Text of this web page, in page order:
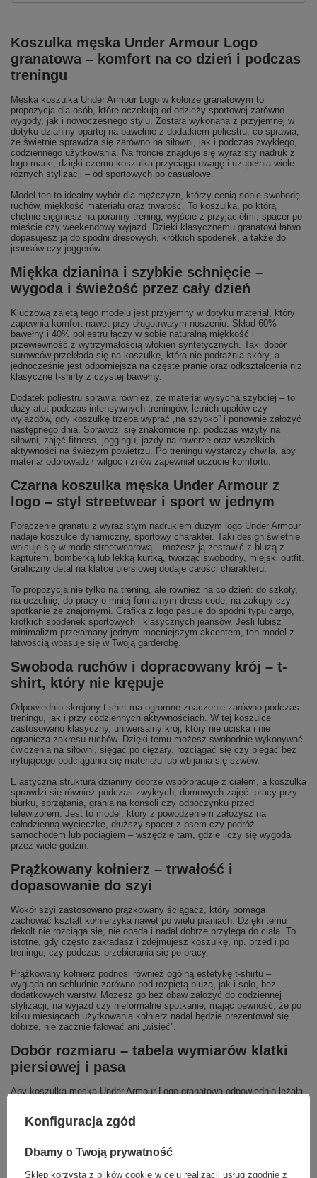
Koszulka męska Under Armour Logo
granatowa – komfort na co dzień i podczas
treningu
Męska koszulka Under Armour Logo w kolorze granatowym to
propozycja dla osób, które oczekują od odzieży sportowej zarówno
wygody, jak i nowoczesnego stylu. Została wykonana z przyjemnej w
dotyku dzianiny opartej na bawełnie z dodatkiem poliestru, co sprawia,
że świetnie sprawdza się zarówno na siłowni, jak i podczas zwykłego,
codziennego użytkowania. Na froncie znajduje się wyrazisty nadruk z
logo marki, dzięki czemu koszulka przyciąga uwagę i uzupełnia wiele
różnych stylizacji – od sportowych po casualowe.
Model ten to idealny wybór dla mężczyzn, którzy cenią sobie swobodę
ruchów, miękkość materiału oraz trwałość. To koszulka, po którą
chętnie sięgniesz na poranny trening, wyjście z przyjaciółmi, spacer po
mieście czy weekendowy wyjazd. Dzięki klasycznemu granatowi łatwo
dopasujesz ją do spodni dresowych, krótkich spodenek, a także do
jeansów czy joggerów.
Miękka dzianina i szybkie schnięcie –
wygoda i świeżość przez cały dzień
Kluczową zaletą tego modelu jest przyjemny w dotyku materiał, który
zapewnia komfort nawet przy długotrwałym noszeniu. Skład 60%
bawełny i 40% poliestru łączy w sobie naturalną miękkość i
przewiewność z wytrzymałością włókien syntetycznych. Taki dobór
surowców przekłada się na koszulkę, która nie podrażnia skóry, a
jednocześnie jest odporniejsza na częste pranie oraz odkształcenia niż
klasyczne t-shirty z czystej bawełny.
Dodatek poliestru sprawia również, że materiał wysycha szybciej – to
duży atut podczas intensywnych treningów, letnich upałów czy
wyjazdów, gdy koszulkę trzeba wyprać „na szybko” i ponownie założyć
następnego dnia. Sprawdzi się znakomicie np. podczas wizyty na
siłowni, zajęć fitness, joggingu, jazdy na rowerze oraz wszelkich
aktywności na świeżym powietrzu. Po treningu wystarczy chwila, aby
materiał odprowadził wilgoć i znów zapewniał uczucie komfortu.
Czarna koszulka męska Under Armour z
logo – styl streetwear i sport w jednym
Połączenie granatu z wyrazistym nadrukiem dużym logo Under Armour
nadaje koszulce dynamiczny, sportowy charakter. Taki design świetnie
wpisuje się w modę streetwearową – możesz ją zestawić z bluzą z
kapturem, bomberką lub lekką kurtką, tworząc swobodny, miejski outfit.
Graficzny detal na klatce piersiowej dodaje całości charakteru.
To propozycja nie tylko na trening, ale również na co dzień: do szkoły,
na uczelnię, do pracy o mniej formalnym dress code, na zakupy czy
spotkanie ze znajomymi. Grafika z logo pasuje do spodni typu cargo,
krótkich spodenek sportowych i klasycznych jeansów. Jeśli lubisz
minimalizm przełamany jednym mocniejszym akcentem, ten model z
łatwością wpasuje się w Twoją garderobę.
Swoboda ruchów i dopracowany krój – t-
shirt, który nie krępuje
Odpowiednio skrojony t-shirt ma ogromne znaczenie zarówno podczas
treningu, jak i przy codziennych aktywnościach. W tej koszulce
zastosowano klasyczny, uniwersalny krój, który nie uciska i nie
ogranicza zakresu ruchów. Dzięki temu możesz swobodnie wykonywać
ćwiczenia na siłowni, sięgać po ciężary, rozciągać się czy biegać bez
irytującego podciągania się materiału lub wbijania się szwów.
Elastyczna struktura dzianiny dobrze współpracuje z ciałem, a koszulka
sprawdzi się również podczas zwykłych, domowych zajęć: pracy przy
biurku, sprzątania, grania na konsoli czy odpoczynku przed
telewizorem. Jest to model, który z powodzeniem założysz na
całodzienną wycieczkę, dłuższy spacer z psem czy podróż
samochodem lub pociągiem – wszędzie tam, gdzie liczy się wygoda
przez wiele godzin.
Prążkowany kołnierz – trwałość i
dopasowanie do szyi
Wokół szyi zastosowano prążkowany ściągacz, który pomaga
zachować kształt kołnierzyka nawet po wielu praniach. Dzięki temu
dekolt nie rozciąga się, nie opada i nadal dobrze przylega do ciała. To
istotne, gdy często zakładasz i zdejmujesz koszulkę, np. przed i po
treningu, czy podczas przebierania się po pracy.
Prążkowany kołnierz podnosi również ogólną estetykę t-shirtu –
wygląda on schludnie zarówno pod rozpiętą bluzą, jak i solo, bez
dodatkowych warstw. Możesz go bez obaw założyć do codziennej
stylizacji, na wyjazd czy nieformalne spotkanie, mając pewność, że po
kilku miesiącach użytkowania kołnierz nadal będzie prezentował się
dobrze, nie zacznie falować ani „wisieć”.
Dobór rozmiaru – tabela wymiarów klatki
piersiowej i pasa
Aby koszulka męska Under Armour Logo granatowa odpowiednio leżała,
obwodzie klatki piersiowej oraz pasa:
– klatka piersiowa: 86–96 cm, talia: 71–74 cm
Rozmiar M– klatka piersiowa: 97–106 cm, talia: 75–85 cm
Konfiguracja zgód
Dbamy o Twoją prywatność
Sklep korzysta z plików cookie w celu realizacji usług zgodnie z